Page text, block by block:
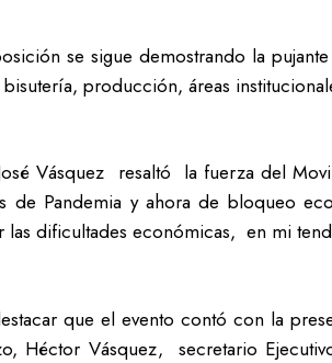
se sigue demostrando la
bisutería, producción, áreas
Vásquez resaltó la fuerza del
de Pandemia y ahora de bloqueo
las dificultades económicas, en mi
que el evento contó con la
Héctor Vásquez, secretario